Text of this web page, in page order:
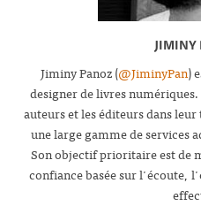
JIMINY
Jiminy Panoz (@JiminyPan)
designer de livres
auteurs et les éditeurs dans
une large gamme de services
Son objectif prioritaire est de
confiance basée sur l'écoute,